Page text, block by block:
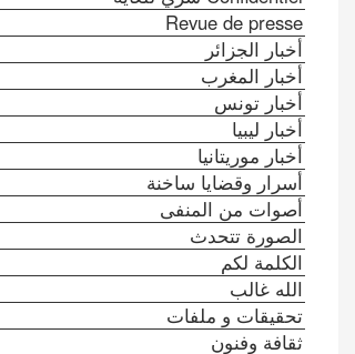
Revue de presse
أخبار الجزائر
أخبار المغرب
أخبار تونس
أخبار ليبيا
أخبار موريتانيا
أسرار وقضايا ساخنة
أصوات من المنفى
الصورة تتحدث
الكلمة لكم
الله غالب
تحقيقات و ملفات
ثقافة وفنون